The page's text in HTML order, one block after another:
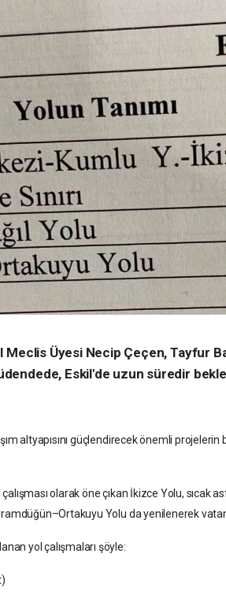
Meclis Üyesi Necip Çeçen, Tayfur
Eskil'de uzun süredir
altyapısını güçlendirecek önemli
olarak öne çıkan İkizce Yolu, sıcak
Yolu da yenilenerek
yol çalışmaları şöyle: